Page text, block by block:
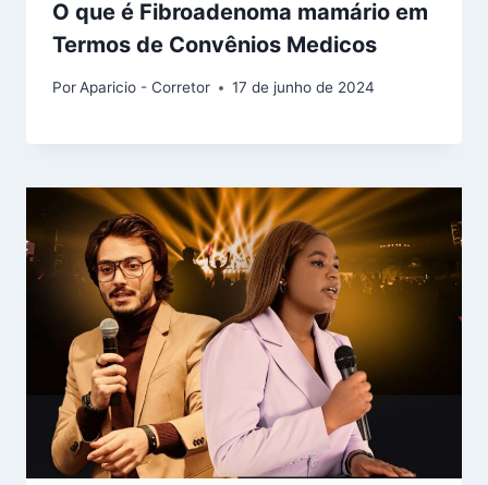
O que é Fibroadenoma mamário em
Termos de Convênios Medicos
PorAparicio - Corretor 17 de junho de 2024